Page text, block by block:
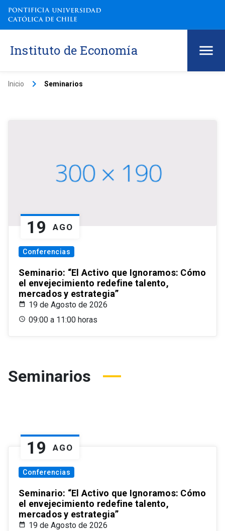
Instituto de Economía
Inicio keyboard_arrow_right Seminarios
19 AGO
Conferencias
Seminario: “El Activo que Ignoramos: Cómo
el envejecimiento redefine talento,
mercados y estrategia”
19 de Agosto de 2026
09:00 a 11:00 horas
Seminarios
19 AGO
Conferencias
Seminario: “El Activo que Ignoramos: Cómo
el envejecimiento redefine talento,
mercados y estrategia”
19 de Agosto de 2026